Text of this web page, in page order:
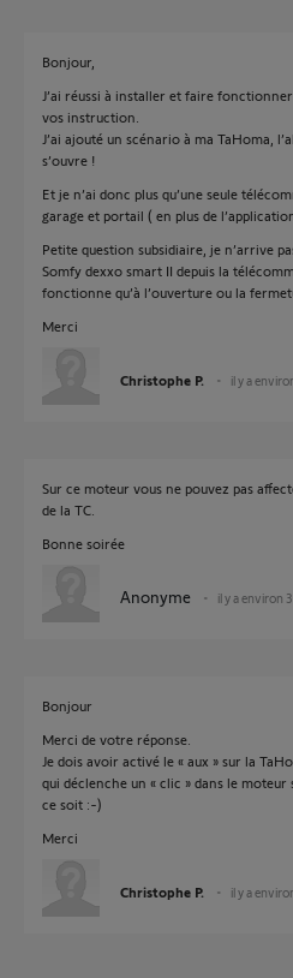
Bonjour,
J’ai réussi à installer et faire
vos instruction.
J’ai ajouté un scénario à ma TaHoma,
s’ouvre !
Et je n’ai donc plus qu’une seule
garage et portail ( en plus de
Petite question subsidiaire, je n’arrive
Somfy dexxo smart II depuis la
fonctionne qu’à l’ouverture ou la
Merci
Christophe P. il y a
Sur ce moteur vous ne pouvez pas
de la TC.
Bonne soirée
Anonyme il y a environ
Bonjour
Merci de votre réponse.
Je dois avoir activé le « aux » sur la
qui déclenche un « clic » dans le moteur
ce soit :-)
Merci
Christophe P. il y a